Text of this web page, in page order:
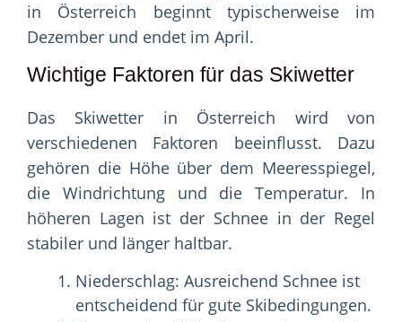
in Österreich beginnt typischerweise im
Dezember und endet im April.
Wichtige Faktoren für das Skiwetter
Das Skiwetter in Österreich wird von
verschiedenen Faktoren beeinflusst. Dazu
gehören die Höhe über dem Meeresspiegel,
die Windrichtung und die Temperatur. In
höheren Lagen ist der Schnee in der Regel
stabiler und länger haltbar.
Niederschlag: Ausreichend Schnee ist
entscheidend für gute Skibedingungen.